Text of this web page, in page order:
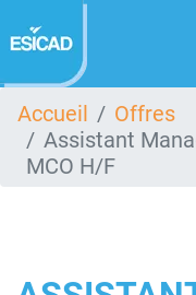
au
contenu
Accueil
Offres
Assistant
MCO H/F